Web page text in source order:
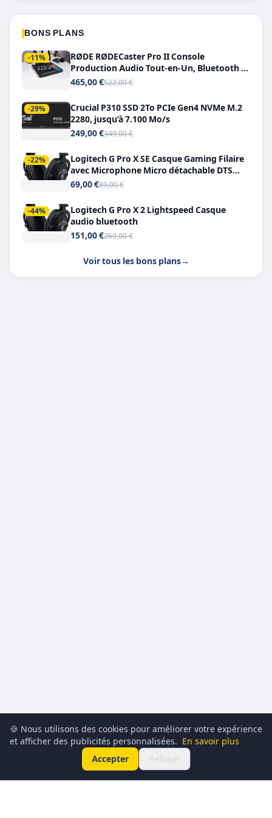
BONS PLANS
-11%
RØDE RØDECaster Pro II Console
Production Audio Tout-en-Un, Bluetooth et
Double USB-C
465,00 €522,00 €
-29%
Crucial P310 SSD 2To PCIe Gen4 NVMe M.2
2280, jusqu’à 7.100 Mo/s
249,00 €349,00 €
-22%
Logitech G Pro X SE Casque Gaming Filaire
avec Microphone Micro détachable DTS
Headphone X 7.1
69,00 €89,00 €
-44%
Logitech G Pro X 2 Lightspeed Casque
audio bluetooth
151,00 €269,00 €
Voir tous les bons plans→
🍪 Nous utilisons des cookies pour améliorer votre expérience
et afficher des publicités personnalisées. En savoir plus
Accepter
Refuser